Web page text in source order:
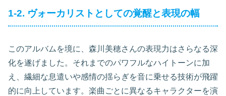
1-2. ヴォーカリストとしての覚醒と表現の幅
このアルバムを境に、森川美穂さんの表現力はさらなる深
化を遂げました。それまでのパワフルなハイトーンに加
え、繊細な息遣いや感情の揺らぎを音に乗せる技術が飛躍
的に向上しています。楽曲ごとに異なるキャラクターを演